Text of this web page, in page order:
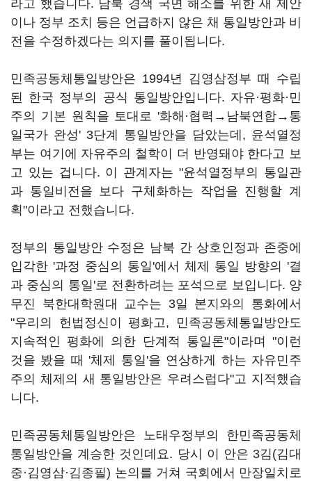
라고 했습니다. 남북 경색 국면 해소를 위한 새 제안
이나 정부 조치 등은 언급하지 않은 채 통일방안과 비
전을 수정하겠다는 의지를 풀이됩니다.
민족공동체통일방안은 1994년 김영삼정부 때 수립
된 한국 정부의 공식 통일방안입니다. 자유·평화·민
주의 기본 원칙을 토대로 '화해·협력→남북연합→통
일국가 완성' 3단계 통일방안을 담았는데, 윤석열정
부는 여기에 자유주의 철학이 더 반영돼야 한다고 보
고 있는 겁니다. 이 관계자는 "윤석열정부의 통일관
과 통일비전을 보다 구체화하는 작업을 진행할 계
획"이라고 전했습니다.
정부의 통일방안 수정은 남북 간 상호인정과 존중에
입각한 '과정 중심의 통일'에서 체제 통일 방향의 '결
과 중심의 통일'로 전환하려는 포석으로 보입니다. 양
무진 북한대학원대 교수는 3일 본지와의 통화에서
"우리의 헌법정신이 평화고, 민족공동체통일방안도
지속적인 평화에 의한 단계적 통일론"이라며 "이런
것을 봤을 때 '체제 통일'을 연상하게 하는 자유민주
주의 체제의 새 통일방안은 우려스럽다"고 지적했습
니다.
민족공동체통일방안은 노태우정부의 한민족공동체
통일방안을 계승한 것인데요. 당시 이 안은 3김(김대
중·김영삼·김종필) 논의를 거쳐 국회에서 만장일치로